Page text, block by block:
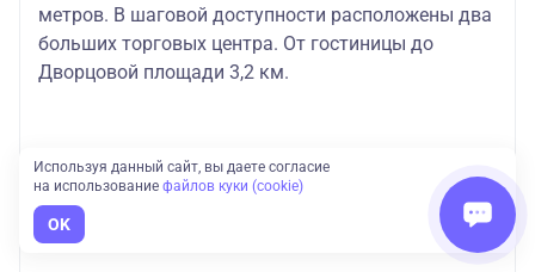
метров. В шаговой доступности расположены два
больших торговых центра. От гостиницы до
Дворцовой площади 3,2 км.
Используя данный сайт, вы даете согласие
на использование файлов куки (cookie)
OK